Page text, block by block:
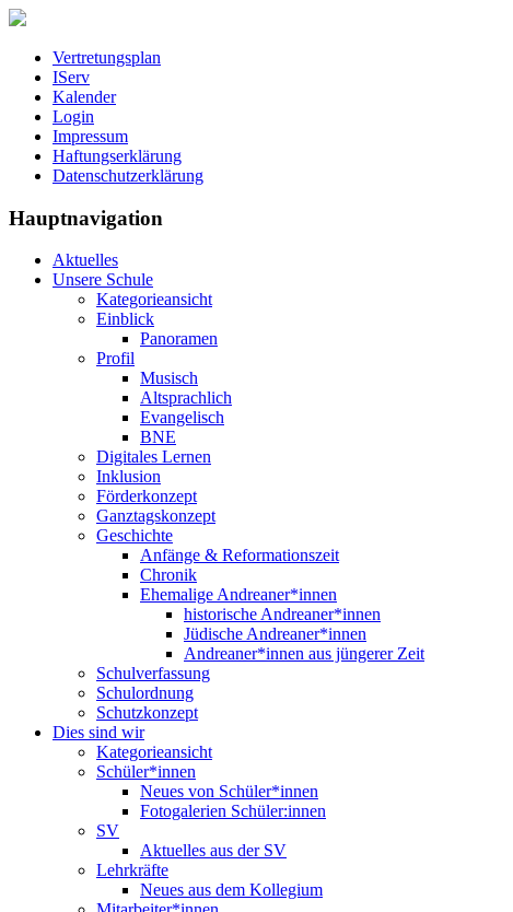
Vertretungsplan
IServ
Kalender
Login
Impressum
Haftungserklärung
Datenschutzerklärung
Hauptnavigation
Aktuelles
Unsere Schule
Kategorieansicht
Einblick
Panoramen
Profil
Musisch
Altsprachlich
Evangelisch
BNE
Digitales Lernen
Inklusion
Förderkonzept
Ganztagskonzept
Geschichte
Anfänge & Reformationszeit
Chronik
Ehemalige Andreaner*innen
historische Andreaner*innen
Jüdische Andreaner*innen
Andreaner*innen aus jüngerer Zeit
Schulverfassung
Schulordnung
Schutzkonzept
Dies sind wir
Kategorieansicht
Schüler*innen
Neues von Schüler*innen
Fotogalerien Schüler:innen
SV
Aktuelles aus der SV
Lehrkräfte
Neues aus dem Kollegium